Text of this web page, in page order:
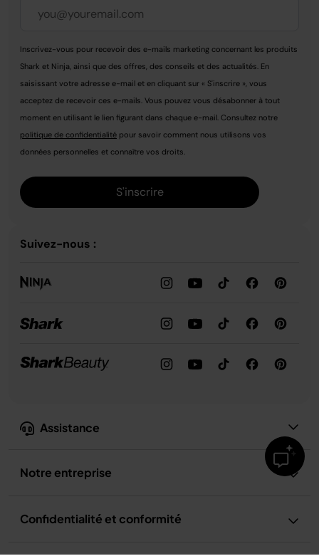
Assistance
Notre entreprise
Confidentialité et conformité
Inscrivez-vous pour recevoir des e-mails marketing concernant les produits
Shark et Ninja, ainsi que des offres, des conseils et des actualités. En
saisissant votre adresse e-mail et en cliquant sur « S'inscrire », vous
acceptez de recevoir ces e-mails. Vous pouvez vous désabonner à tout
moment en utilisant le lien figurant dans chaque e-mail. Consultez notre
politique de confidentialité pour savoir comment nous utilisons vos
données personnelles et connaître vos droits.
S'inscrire
Suivez-nous :